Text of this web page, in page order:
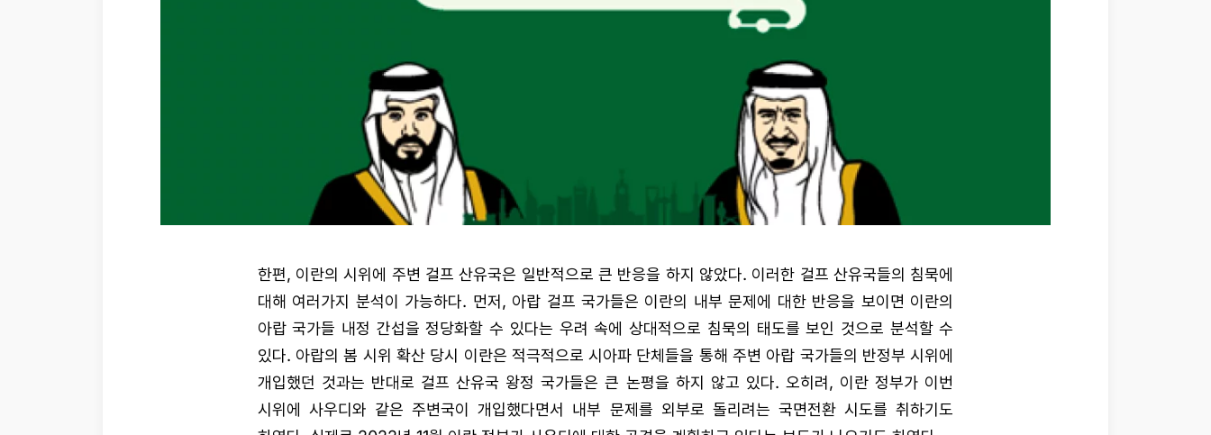
한편, 이란의 시위에 주변 걸프 산유국은 일반적으로 큰 반응을 하지 않았다. 이러한 걸프 산유국들의 침묵에
대해 여러가지 분석이 가능하다. 먼저, 아랍 걸프 국가들은 이란의 내부 문제에 대한 반응을 보이면 이란의
아랍 국가들 내정 간섭을 정당화할 수 있다는 우려 속에 상대적으로 침묵의 태도를 보인 것으로 분석할 수
있다. 아랍의 봄 시위 확산 당시 이란은 적극적으로 시아파 단체들을 통해 주변 아랍 국가들의 반정부 시위에
개입했던 것과는 반대로 걸프 산유국 왕정 국가들은 큰 논평을 하지 않고 있다. 오히려, 이란 정부가 이번
시위에 사우디와 같은 주변국이 개입했다면서 내부 문제를 외부로 돌리려는 국면전환 시도를 취하기도